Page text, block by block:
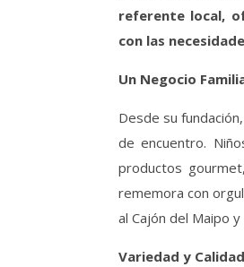
referente local,
con las
Un Negocio
Desde su
de encuentro.
productos
rememora con
al Cajón del Maipo
Variedad y